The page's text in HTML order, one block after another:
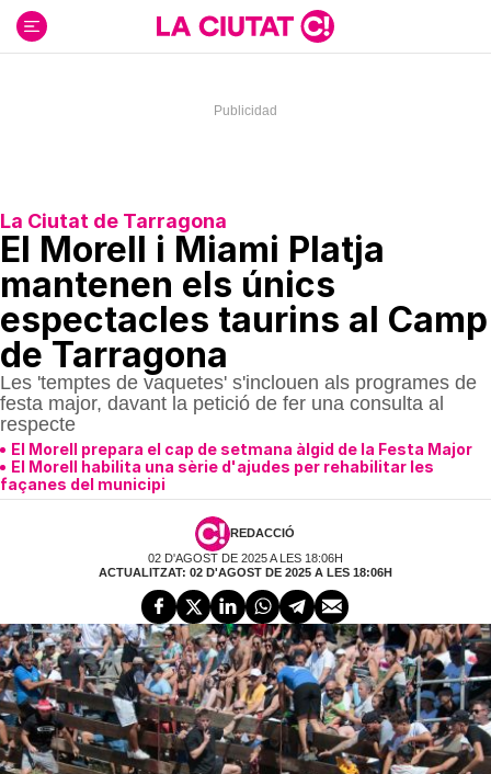
contenido
La Ciutat de Tarragona
El Morell i Miami Platja
mantenen els únics
espectacles taurins al Camp
de Tarragona
Les 'temptes de vaquetes' s'inclouen als programes de
festa major, davant la petició de fer una consulta al
respecte
El Morell prepara el cap de setmana àlgid de la Festa Major
El Morell habilita una sèrie d'ajudes per rehabilitar les
façanes del municipi
REDACCIÓ
02 D'AGOST DE 2025 A LES 18:06H
ACTUALITZAT: 02 D'AGOST DE 2025 A LES 18:06H